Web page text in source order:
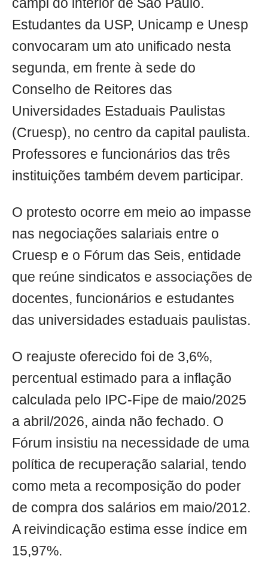
campi do interior de São Paulo.
Estudantes da USP, Unicamp e Unesp
convocaram um ato unificado nesta
segunda, em frente à sede do
Conselho de Reitores das
Universidades Estaduais Paulistas
(Cruesp), no centro da capital paulista.
Professores e funcionários das três
instituições também devem participar.
O protesto ocorre em meio ao impasse
nas negociações salariais entre o
Cruesp e o Fórum das Seis, entidade
que reúne sindicatos e associações de
docentes, funcionários e estudantes
das universidades estaduais paulistas.
O reajuste oferecido foi de 3,6%,
percentual estimado para a inflação
calculada pelo IPC-Fipe de maio/2025
a abril/2026, ainda não fechado. O
Fórum insistiu na necessidade de uma
política de recuperação salarial, tendo
como meta a recomposição do poder
de compra dos salários em maio/2012.
A reivindicação estima esse índice em
15,97%.